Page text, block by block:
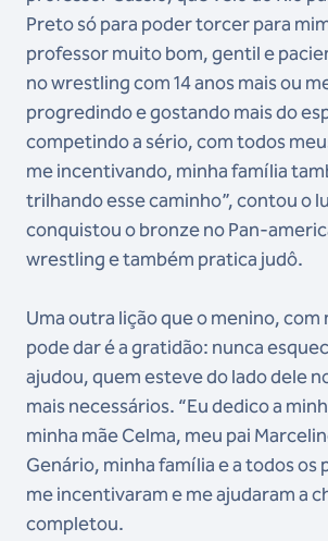
Preto só para poder torcer para
professor muito bom, gentil e
no wrestling com 14 anos mais ou
progredindo e gostando mais do
competindo a sério, com todos
me incentivando, minha família
trilhando esse caminho”, contou o
conquistou o bronze no Pan-
wrestling e também pratica judô.
Uma outra lição que o menino, com
pode dar é a gratidão: nunca
ajudou, quem esteve do lado dele
mais necessários. “Eu dedico a
minha mãe Celma, meu pai
Genário, minha família e a todos os
me incentivaram e me ajudaram a
completou.